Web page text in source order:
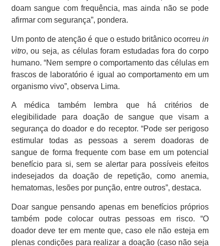
doam sangue com frequência, mas ainda não se pode
afirmar com segurança”, pondera.
Um ponto de atenção é que o estudo britânico ocorreu in
vitro, ou seja, as células foram estudadas fora do corpo
humano. “Nem sempre o comportamento das células em
frascos de laboratório é igual ao comportamento em um
organismo vivo”, observa Lima.
A médica também lembra que há critérios de
elegibilidade para doação de sangue que visam a
segurança do doador e do receptor. “Pode ser perigoso
estimular todas as pessoas a serem doadoras de
sangue de forma frequente com base em um potencial
benefício para si, sem se alertar para possíveis efeitos
indesejados da doação de repetição, como anemia,
hematomas, lesões por punção, entre outros”, destaca.
Doar sangue pensando apenas em benefícios próprios
também pode colocar outras pessoas em risco. “O
doador deve ter em mente que, caso ele não esteja em
plenas condições para realizar a doação (caso não seja